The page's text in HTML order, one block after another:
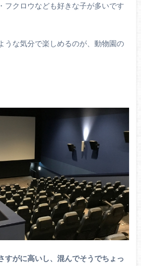
フクロウなども好きな子が多いです
うな気分で楽しめるのが、動物園の
すがに高いし、混んでそうでちょっ